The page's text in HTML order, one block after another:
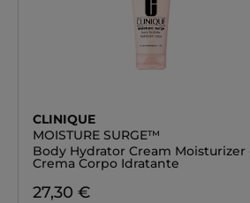
CLINIQUE
MOISTURE SURGE™
Body Hydrator Cream Moisturizer
Crema Corpo Idratante
27,30 €